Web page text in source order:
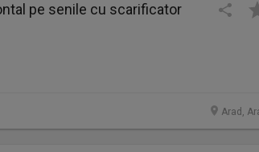
pe senile cu scarificator
Arad,